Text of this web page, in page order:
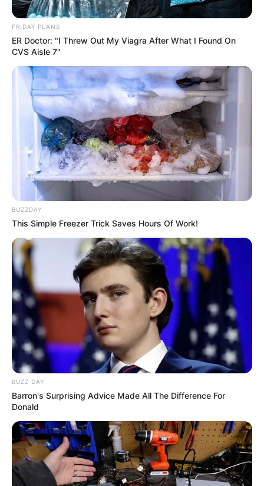
FRIDAY PLANS
ER Doctor: "I Threw Out My Viagra After What I Found On
CVS Aisle 7"
BUZZDAY
This Simple Freezer Trick Saves Hours Of Work!
BUZZ DAY
Barron's Surprising Advice Made All The Difference For
Donald